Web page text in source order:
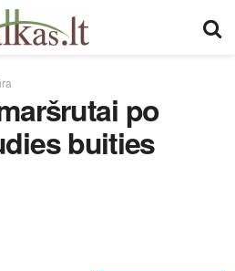
po
buities